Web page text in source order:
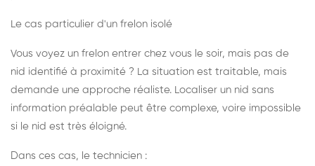
Le cas particulier d'un frelon isolé
Vous voyez un frelon entrer chez vous le soir, mais pas de
nid identifié à proximité ? La situation est traitable, mais
demande une approche réaliste. Localiser un nid sans
information préalable peut être complexe, voire impossible
si le nid est très éloigné.
Dans ces cas, le technicien :